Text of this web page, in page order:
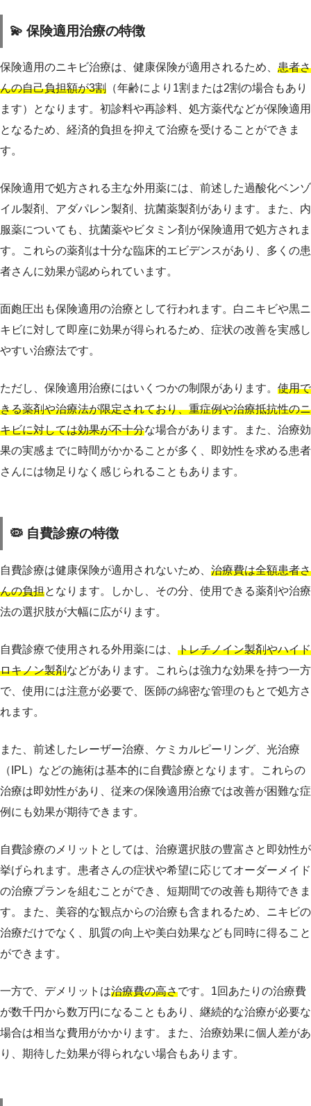
💫 保険適用治療の特徴
保険適用のニキビ治療は、健康保険が適用されるため、 患者さ
んの自己負担額が3割 （年齢により1割または2割の場合もあり
ます）となります。初診料や再診料、処方薬代などが保険適用
となるため、経済的負担を抑えて治療を受けることができま
す。
保険適用で処方される主な外用薬には、前述した過酸化ベンゾ
イル製剤、アダパレン製剤、抗菌薬製剤があります。また、内
服薬についても、抗菌薬やビタミン剤が保険適用で処方されま
す。これらの薬剤は十分な臨床的エビデンスがあり、多くの患
者さんに効果が認められています。
面皰圧出も保険適用の治療として行われます。白ニキビや黒ニ
キビに対して即座に効果が得られるため、症状の改善を実感し
やすい治療法です。
ただし、保険適用治療にはいくつかの制限があります。 使用で
きる薬剤や治療法が限定されており、重症例や治療抵抗性のニ
キビに対しては効果が不十分な場合があります。また、治療効
果の実感までに時間がかかることが多く、即効性を求める患者
さんには物足りなく感じられることもあります。
🦠 自費診療の特徴
自費診療は健康保険が適用されないため、 治療費は全額患者さ
んの負担となります。しかし、その分、使用できる薬剤や治療
法の選択肢が大幅に広がります。
自費診療で使用される外用薬には、 トレチノイン製剤やハイド
ロキノン製剤などがあります。これらは強力な効果を持つ一方
で、使用には注意が必要で、医師の綿密な管理のもとで処方さ
れます。
また、前述したレーザー治療、ケミカルピーリング、光治療
（IPL）などの施術は基本的に自費診療となります。これらの
治療は即効性があり、従来の保険適用治療では改善が困難な症
例にも効果が期待できます。
自費診療のメリットとしては、治療選択肢の豊富さと即効性が
挙げられます。患者さんの症状や希望に応じてオーダーメイド
の治療プランを組むことができ、短期間での改善も期待できま
す。また、美容的な観点からの治療も含まれるため、ニキビの
治療だけでなく、肌質の向上や美白効果なども同時に得ること
ができます。
一方で、デメリットは治療費の高さです。1回あたりの治療費
が数千円から数万円になることもあり、継続的な治療が必要な
場合は相当な費用がかかります。また、治療効果に個人差があ
り、期待した効果が得られない場合もあります。